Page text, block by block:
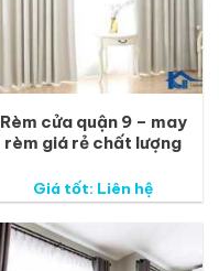
Rèm cửa quận 9 – may
rèm giá rẻ chất lượng
Giá tốt: Liên hệ